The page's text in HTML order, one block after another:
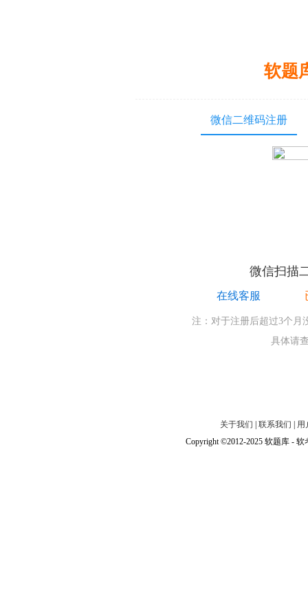
软题
微信二维码注册
微信扫描
在线客服
注：对于注册后超过3个月
具体请
关于我们 联系我们
用
Copyright ©2012-2025 软题库 -